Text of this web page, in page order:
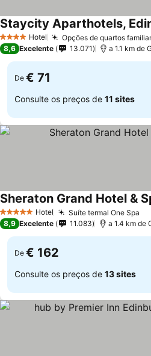
4 EstrelasHotel Opções de quartos
Staycity Aparthotels,
8,6 Excelente 13.071 a 1.1 km de
De € 71
Consulte os preços de 11 sites
5 Estrelas Hotel Suíte termal One Spa
Sheraton Grand Hotel &
8,9 Excelente 11.083 a 1.4 km de
De € 162
Consulte os preços de 13 sites